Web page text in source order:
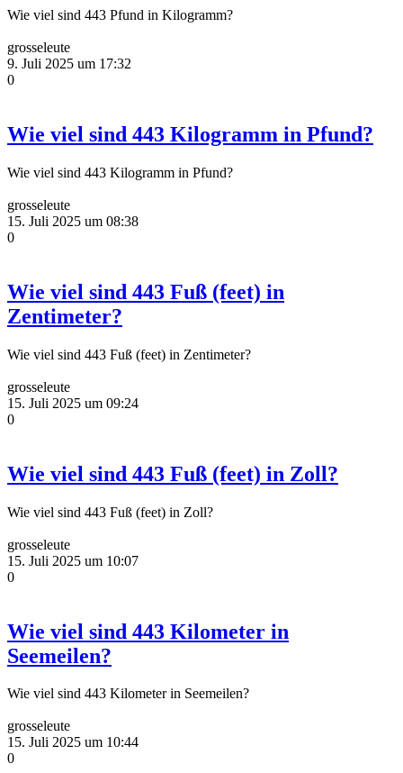
Wie viel sind 443 Pfund in Kilogramm?
grosseleute
9. Juli 2025 um 17:32
0
Wie viel sind 443 Kilogramm in Pfund?
Wie viel sind 443 Kilogramm in Pfund?
grosseleute
15. Juli 2025 um 08:38
0
Wie viel sind 443 Fuß (feet) in
Zentimeter?
Wie viel sind 443 Fuß (feet) in Zentimeter?
grosseleute
15. Juli 2025 um 09:24
0
Wie viel sind 443 Fuß (feet) in Zoll?
Wie viel sind 443 Fuß (feet) in Zoll?
grosseleute
15. Juli 2025 um 10:07
0
Wie viel sind 443 Kilometer in
Seemeilen?
Wie viel sind 443 Kilometer in Seemeilen?
grosseleute
15. Juli 2025 um 10:44
0